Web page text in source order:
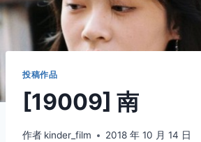
投稿作品
[19009] 南
作者 kinder_film 2018 年 10 月 14 日